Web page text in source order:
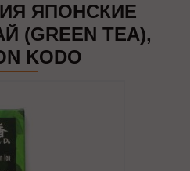
ЯПОНСКИЕ
(GREEN TEA),
KODO